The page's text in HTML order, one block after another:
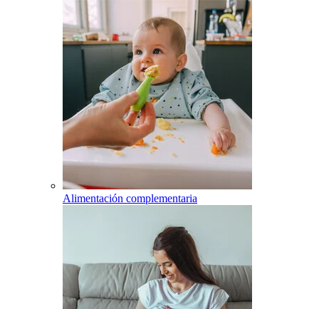
Alimentación complementaria